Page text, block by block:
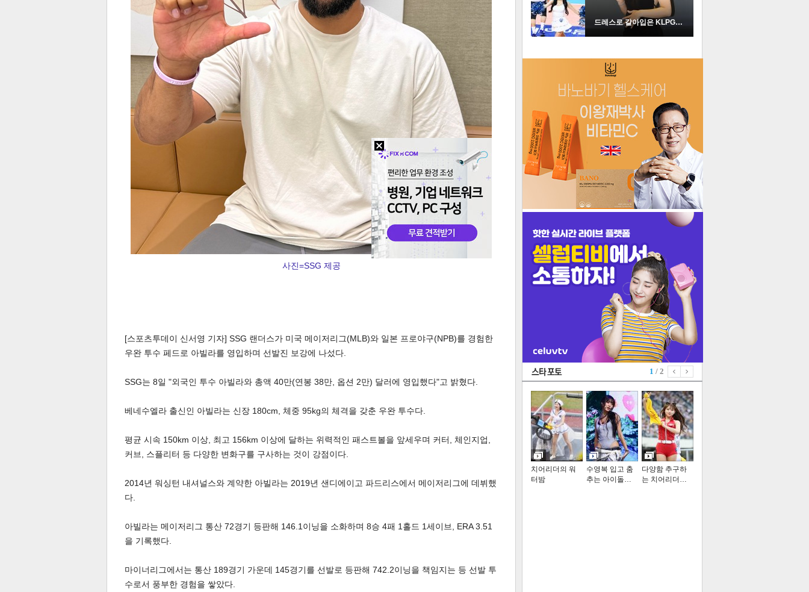
트위 네이
댓글 텍스 url 복 인쇄
사진=SSG 제공
[스포츠투데이 신서영 기자] SSG 랜더스가 미국 메이저리그(MLB)와 일본 프로야구(NPB)를 경험한
우완 투수 페드로 아빌라를 영입하며 선발진 보강에 나섰다.
SSG는 8일 "외국인 투수 아빌라와 총액 40만(연봉 38만, 옵션 2만) 달러에 영입했다"고 밝혔다.
베네수엘라 출신인 아빌라는 신장 180cm, 체중 95kg의 체격을 갖춘 우완 투수다.
평균 시속 150km 이상, 최고 156km 이상에 달하는 위력적인 패스트볼을 앞세우며 커터, 체인지업,
커브, 스플리터 등 다양한 변화구를 구사하는 것이 강점이다.
2014년 워싱턴 내셔널스와 계약한 아빌라는 2019년 샌디에이고 파드리스에서 메이저리그에 데뷔했
다.
아빌라는 메이저리그 통산 72경기 등판해 146.1이닝을 소화하며 8승 4패 1홀드 1세이브, ERA 3.51
을 기록했다.
마이너리그에서는 통산 189경기 가운데 145경기를 선발로 등판해 742.2이닝을 책임지는 등 선발 투
수로서 풍부한 경험을 쌓았다.
2
더보기
인기포토
드레스로 갈아입은 KLPGA …
1 / 2
치어리더의 워
터밤
수영복 입고 춤
추는 아이돌…
다양함 추구하
는 치어리더…